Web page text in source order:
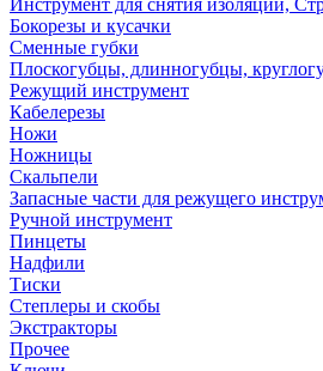
Инструмент для снятия изоляции,
Бокорезы и кусачки
Сменные губки
Плоскогубцы, длинногубцы,
Режущий инструмент
Кабелерезы
Ножи
Ножницы
Скальпели
Запасные части для режущего
Ручной инструмент
Пинцеты
Надфили
Тиски
Степлеры и скобы
Экстракторы
Прочее